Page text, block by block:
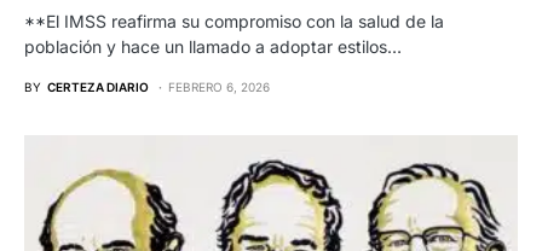
**El IMSS reafirma su compromiso con la salud de la
población y hace un llamado a adoptar estilos…
BY CERTEZA DIARIO FEBRERO 6, 2026